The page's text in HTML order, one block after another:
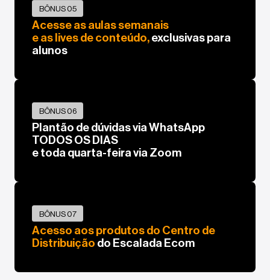
BÔNUS 05
Acesse as aulas semanais
e as lives de conteúdo,exclusivas para
alunos
BÔNUS 06
Plantão de dúvidas via WhatsApp
TODOS OS DIAS
e toda quarta-feira via Zoom
BÔNUS 07
Acesso aos produtos do Centro de
Distribuição do Escalada Ecom